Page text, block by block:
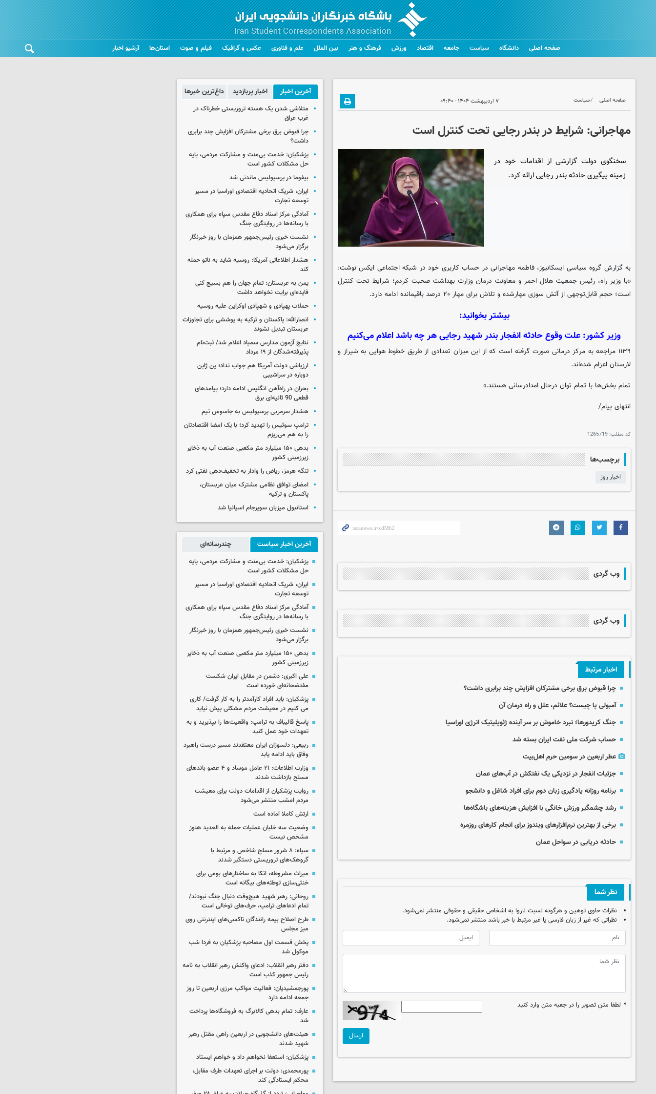
صفحه اصلی دانشگاه سیاست جامعه اقتصاد ورزش فرهنگ و هنر بین الملل علم و فناوری عکس و گرافیک فیلم و صوت استان‌ها آرشیو اخبار
صفحه اصلی سیاست ۷ اردیبهشت ۱۴۰۴ - ۰۹:۴۰
مهاجرانی: شرایط در بندر رجایی تحت کنترل است
سخنگوی دولت گزارشی از اقدامات خود در
زمینه پیگیری حادثه بندر رجایی ارائه کرد.
به گزارش گروه سیاسی ایسکانیوز، فاطمه مهاجرانی در حساب کاربری خود در شبکه اجتماعی ایکس نوشت:
«با وزیر راه، رئیس جمعیت هلال احمر و معاونت درمان وزارت بهداشت صحبت کردم؛ شرایط تحت کنترل
است؛ حجم قابل‌توجهی از آتش سوزی مهارشده و تلاش برای مهار ۲۰ درصد باقیمانده ادامه دارد.
بیشتر بخوانید:
وزیر کشور: علت وقوع حادثه انفجار بندر شهید رجایی هر چه باشد اعلام می‌کنیم
۱۱۳۹ مراجعه به مرکز درمانی صورت گرفته است که از این میزان تعدادی از طریق خطوط هوایی به شیراز و
لارستان اعزام شده‌اند.
تمام بخش‌ها با تمام توان درحال امدادرسانی هستند.»
انتهای پیام/
کد مطلب: 1265719
برچسب‌ها
اخبار روز
وب گردی
وب گردی
اخبار مرتبط
چرا قبوض برق برخی مشترکان افزایش چند برابری داشت؟
آمبولی پا چیست؟ علائم، علل و راه درمان آن
جنگ کریدورها؛ نبرد خاموش بر سر آینده ژئوپلیتیک انرژی اوراسیا
حساب‌ شرکت ملی نفت ایران بسته شد
عطر اربعین در سومین حرم اهل‌بیت
جزئیات انفجار در نزدیکی یک نفتکش در آب‌های عمان
برنامه روزانه یادگیری زبان دوم برای افراد شاغل و دانشجو
رشد چشمگیر ورزش خانگی با افزایش هزینه‌های باشگاه‌ها
برخی از بهترین نرم‌افزارهای ویندوز برای انجام کارهای روزمره
حادثه دریایی در سواحل عمان
نظر شما
نظرات حاوی توهین و هرگونه نسبت ناروا به اشخاص حقیقی و حقوقی منتشر نمی‌شود.
نظراتی که غیر از زبان فارسی یا غیر مرتبط با خبر باشد منتشر نمی‌شود.
* لطفا متن تصویر را در جعبه متن وارد کنید
ارسال
آخرین اخبار اخبار پربازدید داغ‌ترین خبرها
متلاشی شدن یک هسته تروریستی خطرناک در
غرب عراق
چرا قبوض برق برخی مشترکان افزایش چند برابری
داشت؟
پزشکیان: خدمت بی‌منت و مشارکت مردمی، پایه
حل مشکلات کشور است
بیفوما در پرسپولیس ماندنی شد
ایران، شریک اتحادیه اقتصادی اوراسیا در مسیر
توسعه تجارت
آمادگی مرکز اسناد دفاع مقدس سپاه برای همکاری
با رسانه‌ها در روایتگری جنگ
نشست خبری رئیس‌جمهور همزمان با روز خبرنگار
برگزار می‌شود
هشدار اطلاعاتی آمریکا: روسیه شاید به ناتو حمله
کند
یمن به عربستان: تمام جهان را هم بسیج کنی
فایده‌ای برایت نخواهد داشت
حملات پهپادی و شهپادی اوکراین علیه روسیه
انصارالله: پاکستان و ترکیه به پوششی برای تجاوزات
عربستان تبدیل نشوند
نتایج آزمون مدارس سمپاد اعلام شد/ ثبت‌نام
پذیرفته‌شدگان از ۱۹ مرداد
ارزپاشی دولت آمریکا هم جواب نداد؛ ین ژاپن
دوباره در سراشیبی
بحران در راه‌آهن انگلیس ادامه دارد؛ پیامدهای
قطعی 90 ثانیه‌ای برق
هشدار سرمربی پرسپولیس به جاسوس تیم
ترامپ سوئیس را تهدید کرد؛ با یک امضا اقتصادتان
را به هم می‌ریزم
بدهی ۱۵۰ میلیارد متر مکعبی صنعت آب به ذخایر
زیرزمینی کشور
تنگه هرمز، ریاض را وادار به تخفیف‌دهی نفتی کرد
امضای توافق نظامی مشترک میان عربستان،
پاکستان و ترکیه
استانبول میزبان سوپرجام اسپانیا شد
آخرین اخبار سیاست چندرسانه‌ای
پزشکیان: خدمت بی‌منت و مشارکت مردمی، پایه
حل مشکلات کشور است
ایران، شریک اتحادیه اقتصادی اوراسیا در مسیر
توسعه تجارت
آمادگی مرکز اسناد دفاع مقدس سپاه برای همکاری
با رسانه‌ها در روایتگری جنگ
نشست خبری رئیس‌جمهور همزمان با روز خبرنگار
برگزار می‌شود
بدهی ۱۵۰ میلیارد متر مکعبی صنعت آب به ذخایر
زیرزمینی کشور
علی اکبری: دشمن در مقابل ایران شکست
مفتضحانه‌ای خورده است
پزشکیان: باید افراد کارآمدتر را به کار گرفت/ کاری
می کنیم در معیشت مردم مشکلی پیش نیاید
پاسخ قالیباف به ترامپ: واقعیت‌ها را بپذیرید و به
تعهدات خود عمل کنید
ربیعی: دلسوزان ایران معتقدند مسیر درست راهبرد
وفاق باید ادامه یابد
وزارت اطلاعات: ۲۱ عامل موساد و ۴ عضو باندهای
مسلح بازداشت شدند
روایت پزشکیان از اقدامات دولت برای معیشت
مردم امشب منتشر می‌شود
ارتش کاملا آماده است
وضعیت سه خلبان عملیات حمله به العدید هنوز
مشخص نیست
سپاه: ۸ شرور مسلح شاخص و مرتبط با
گروهک‌های تروریستی دستگیر شدند
میراث مشروطه، اتکا به ساختارهای بومی برای
خنثی‌سازی توطئه‌های بیگانه است
روحانی: رهبر شهید هیچ‌وقت دنبال جنگ نبودند/
تمام ادعاهای ترامپ، حرف‌های توخالی است
طرح اصلاح بیمه رانندگان تاکسی‌های اینترنتی روی
میز مجلس
پخش قسمت اول مصاحبه پزشکیان به فردا شب
موکول شد
دفتر رهبر انقلاب: ادعای واکنش رهبر انقلاب به نامه
رئیس جمهور کذب است
پورجمشیدیان: فعالیت مواکب مرزی اربعین تا روز
جمعه ادامه دارد
عارف: تمام بدهی کالابرگ به فروشگاه‌ها پرداخت
شد
هیئت‌های دانشجویی در اربعین راهی مقتل رهبر
شهید شدند
پزشکیان: استعفا نخواهم داد و خواهم ایستاد
پورمحمدی: دولت بر اجرای تعهدات طرف مقابل،
محکم ایستادگی کند